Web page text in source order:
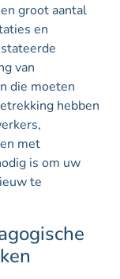
groot aantal
en
van
die moeten
hebben
met
is om uw
te